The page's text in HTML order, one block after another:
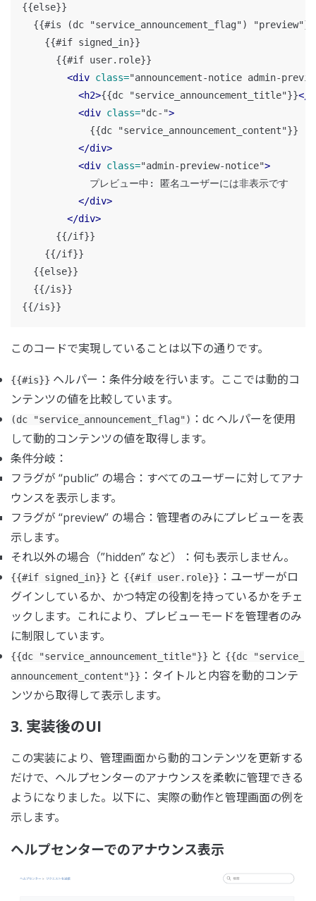
{{else}}
  {{#is (dc "service_announcement_flag") "preview"}}
    {{#if signed_in}}
      {{#if user.role}}
<div class="announcement-notice admin-
<h2>{{dc "service_announcement_title"}}</
<div class="dc-">
            {{dc "service_announcement_content"}}
</div>
<div class="admin-preview-notice">
            プレビュー中: 匿名ユーザーには非表示です
</div>
</div>
      {{/if}}
    {{/if}}
  {{else}}
  {{/is}}
このコードで実現していることは以下の通りです。
{{#is}} ヘルパー：条件分岐を行います。ここでは動的コ
ンテンツの値を比較しています。
(dc "service_announcement_flag") ：dc ヘルパーを使用
して動的コンテンツの値を取得します。
条件分岐：
フラグが “public” の場合：すべてのユーザーに対してアナ
ウンスを表示します。
フラグが “preview” の場合：管理者のみにプレビューを表
示します。
それ以外の場合（”hidden” など）：何も表示しません。
{{#if signed_in}} と {{#if user.role}} ：ユーザーがロ
グインしているか、かつ特定の役割を持っているかをチェ
ックします。これにより、プレビューモードを管理者のみ
に制限しています。
{{dc "service_announcement_title"}} と {{dc "service_
announcement_content"}} ：タイトルと内容を動的コンテ
ンツから取得して表示します。
3. 実装後のUI
この実装により、管理画面から動的コンテンツを更新する
だけで、ヘルプセンターのアナウンスを柔軟に管理できる
ようになりました。以下に、実際の動作と管理画面の例を
示します。
ヘルプセンターでのアナウンス表示